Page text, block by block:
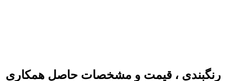
رنگبندی ، قیمت و مشخصات حاصل همکاری